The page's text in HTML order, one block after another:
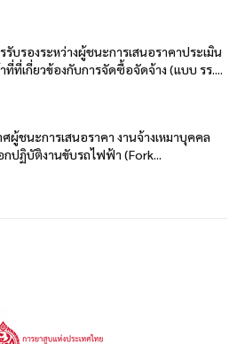
รับรองระหว่างผู้ชนะการเสนอราคาประเมิน
ที่ที่เกี่ยวข้องกับการจัดซื้อจัดจ้าง (แบบ รร....
ผู้ชนะการเสนอราคา งานจ้างเหมาบุคคล
กปฏิบัติงานขับรถไฟฟ้า (Fork...